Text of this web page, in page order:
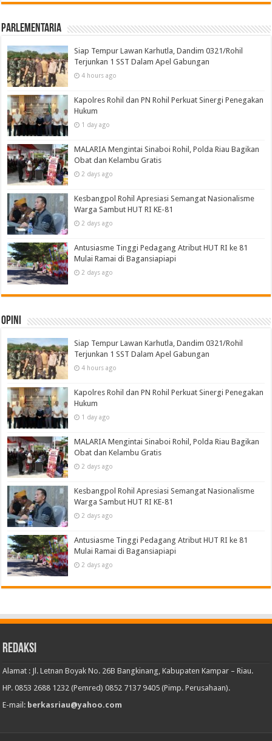
Parlementaria
Siap Tempur Lawan Karhutla, Dandim 0321/Rohil
Terjunkan 1 SST Dalam Apel Gabungan
4 hours ago
Kapolres Rohil dan PN Rohil Perkuat Sinergi Penegakan
Hukum
1 day ago
MALARIA Mengintai Sinaboi Rohil, Polda Riau Bagikan
Obat dan Kelambu Gratis
2 days ago
Kesbangpol Rohil Apresiasi Semangat Nasionalisme
Warga Sambut HUT RI KE-81
2 days ago
Antusiasme Tinggi Pedagang Atribut HUT RI ke 81
Mulai Ramai di Bagansiapiapi
2 days ago
Opini
Siap Tempur Lawan Karhutla, Dandim 0321/Rohil
Terjunkan 1 SST Dalam Apel Gabungan
4 hours ago
Kapolres Rohil dan PN Rohil Perkuat Sinergi Penegakan
Hukum
1 day ago
MALARIA Mengintai Sinaboi Rohil, Polda Riau Bagikan
Obat dan Kelambu Gratis
2 days ago
Kesbangpol Rohil Apresiasi Semangat Nasionalisme
Warga Sambut HUT RI KE-81
2 days ago
Antusiasme Tinggi Pedagang Atribut HUT RI ke 81
Mulai Ramai di Bagansiapiapi
2 days ago
Redaksi
Alamat : Jl. Letnan Boyak No. 26B Bangkinang, Kabupaten Kampar – Riau.
HP. 0853 2688 1232 (Pemred) 0852 7137 9405 (Pimp. Perusahaan).
E-mail: berkasriau@yahoo.com